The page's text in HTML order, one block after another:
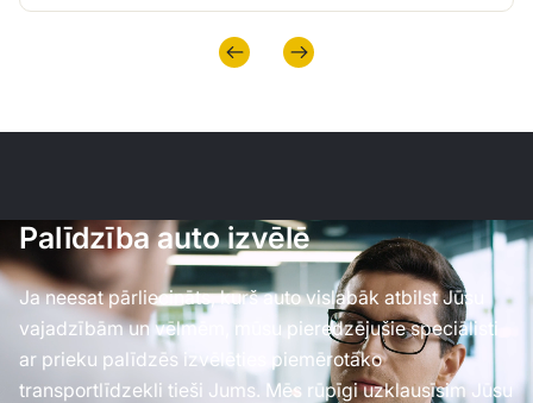
Palīdzība auto izvēlē
Ja neesat pārliecināts, kurš auto vislabāk atbilst Jūsu
vajadzībām un vēlmēm, mūsu pieredzējušie speciālisti
ar prieku palīdzēs izvēlēties piemērotāko
transportlīdzekli tieši Jums. Mēs rūpīgi uzklausīsim Jūsu